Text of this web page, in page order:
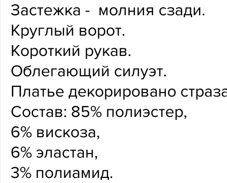
Застежка - молния сзади.
Круглый ворот.
Короткий рукав.
Облегающий силуэт.
Платье декорировано
Состав: 85% полиэстер,
6% вискоза,
6% эластан,
3% полиамид.